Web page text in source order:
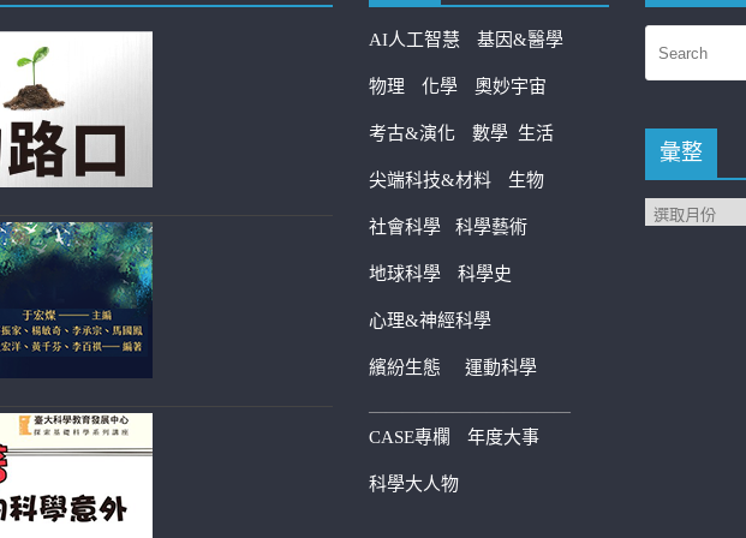
AI人工智慧 基因&醫學
物理 化學 奧妙宇宙
考古&演化 數學 生活
尖端科技&材料 生物
社會科學 科學藝術
地球科學 科學史
心理&神經科學
繽紛生態 運動科學
————————————
CASE專欄 年度大事
科學大人物
彙整